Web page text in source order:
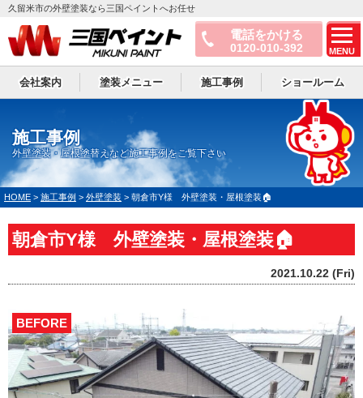
電話をかける
0120-010-392 MENU
久留米市の外壁塗装なら三国ペイントへお任せ
会社案内 塗装メニュー 施工事例 ショールーム
施工事例
外壁塗装・屋根塗替えなど施工事例をご覧下さい
HOME > 施工事例 > 外壁塗装 > 朝倉市Y様 外壁塗装・屋根塗装🏠
朝倉市Y様 外壁塗装・屋根塗装🏠
2021.10.22 (Fri)
BEFORE